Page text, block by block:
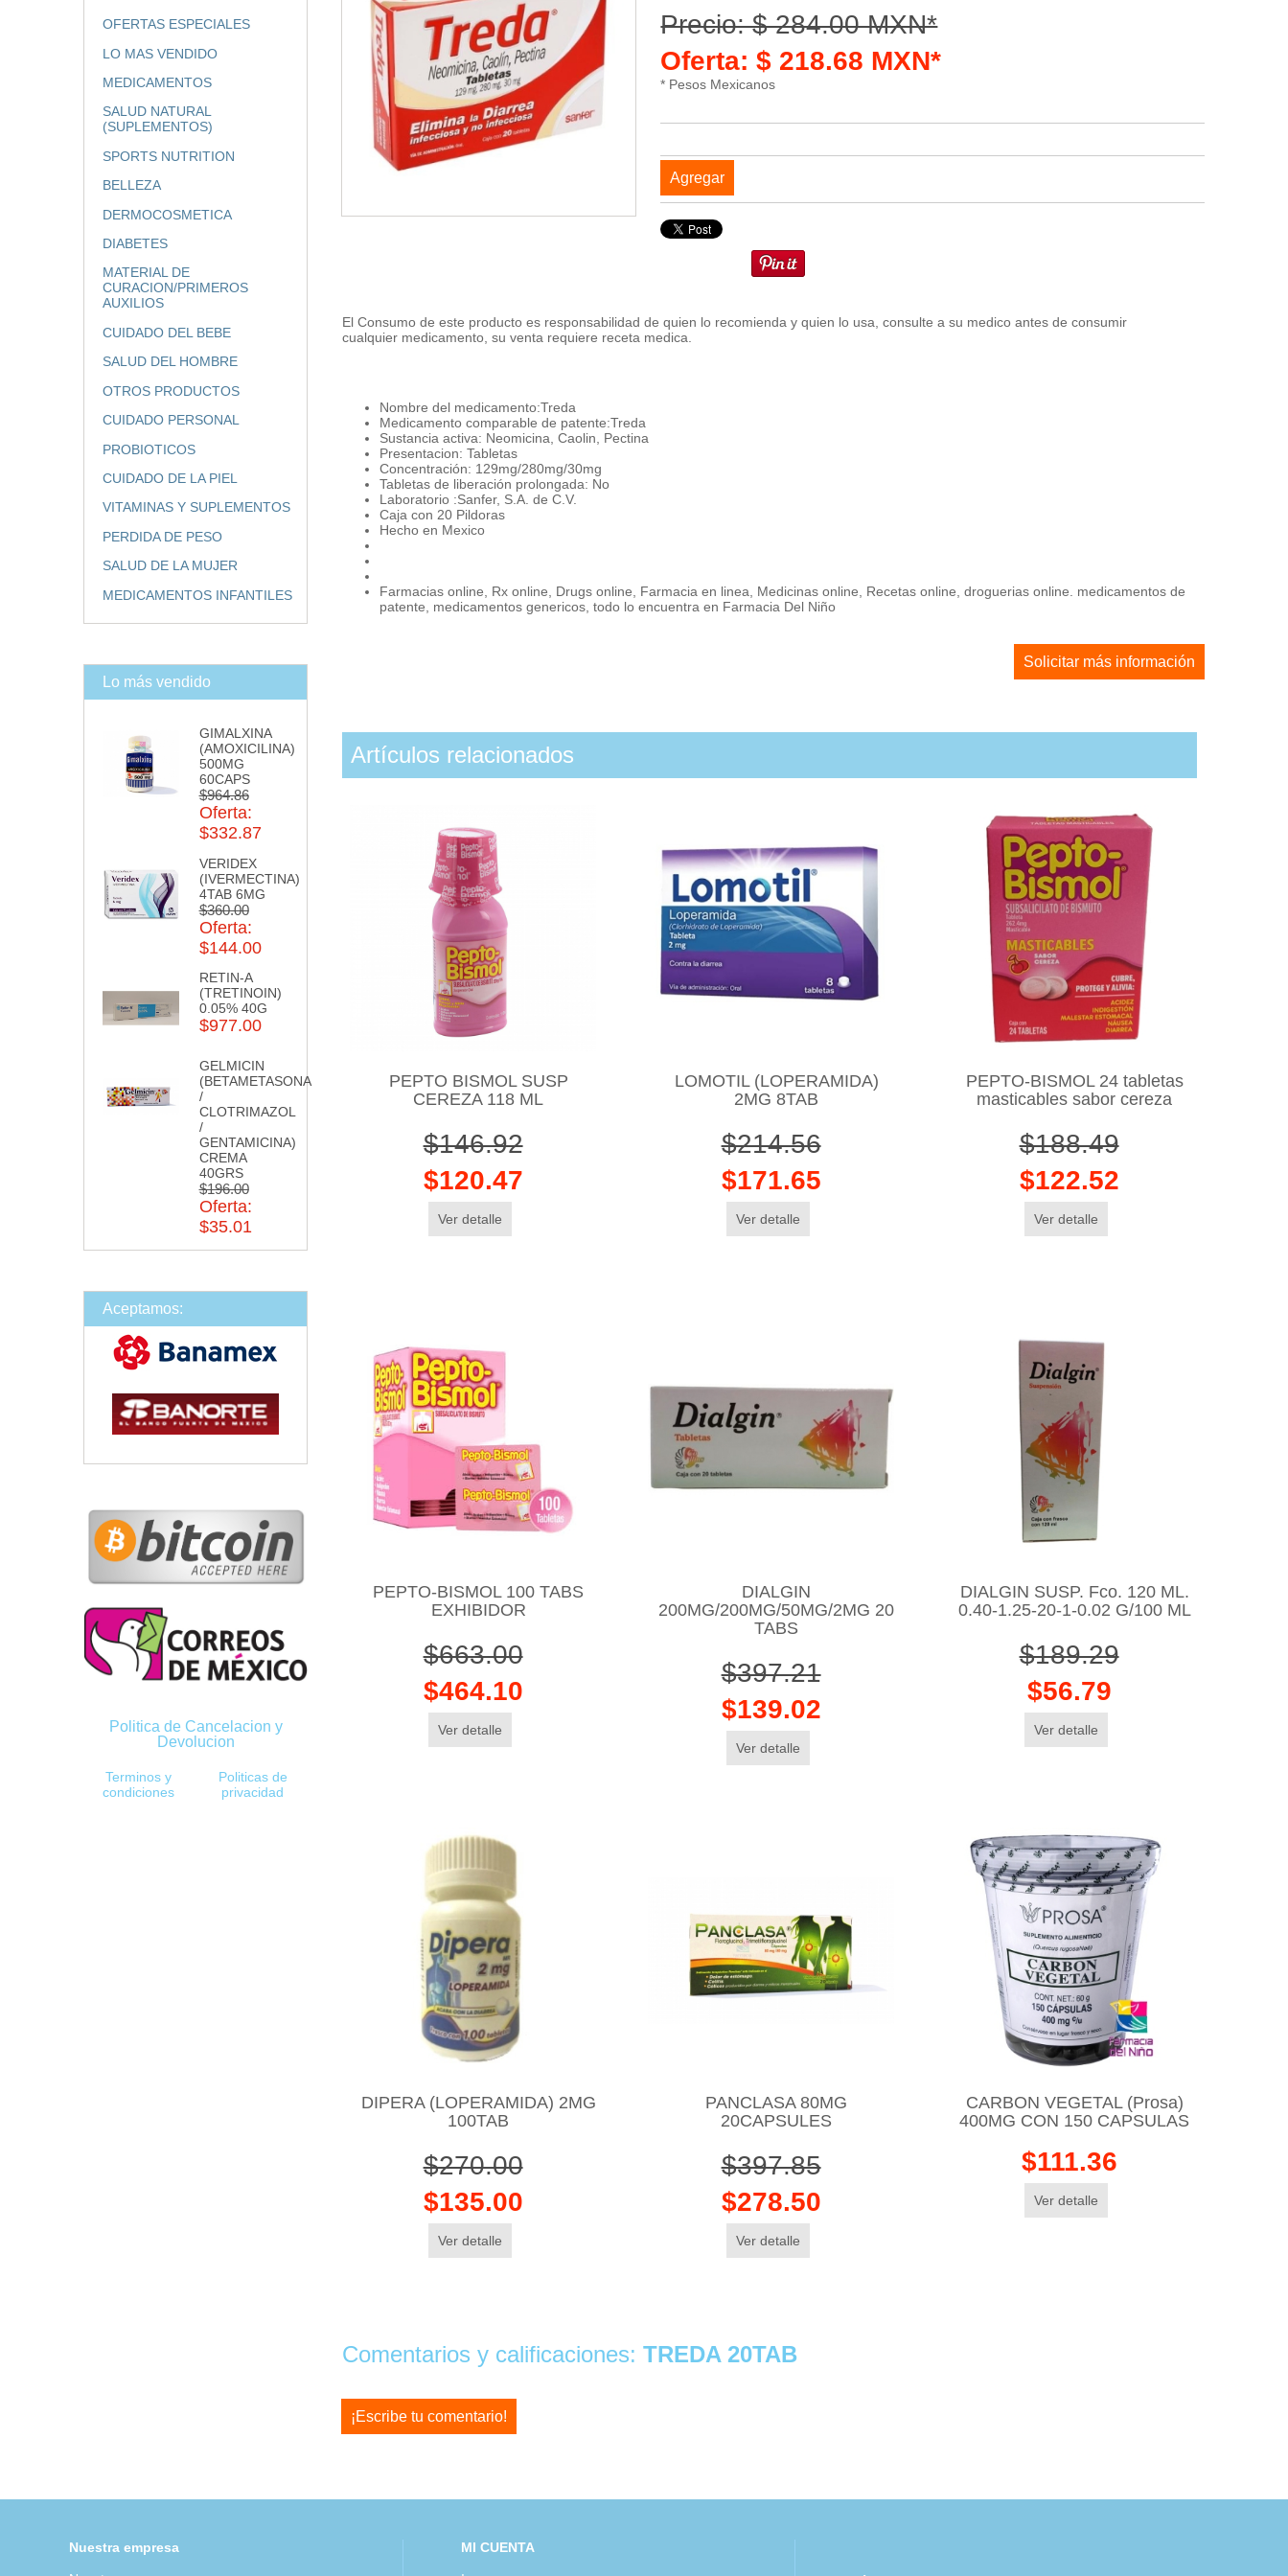
OFERTAS ESPECIALES
LO MAS VENDIDO
MEDICAMENTOS
SALUD NATURAL
(SUPLEMENTOS)
SPORTS NUTRITION
BELLEZA
DERMOCOSMETICA
DIABETES
MATERIAL DE
CURACION/PRIMEROS
AUXILIOS
CUIDADO DEL BEBE
SALUD DEL HOMBRE
OTROS PRODUCTOS
CUIDADO PERSONAL
PROBIOTICOS
CUIDADO DE LA PIEL
VITAMINAS Y SUPLEMENTOS
PERDIDA DE PESO
SALUD DE LA MUJER
MEDICAMENTOS INFANTILES
Lo más vendido
GIMALXINA
(AMOXICILINA)
500MG
60CAPS
$964.86
Oferta:
$332.87
VERIDEX
(IVERMECTINA)
4TAB 6MG
$360.00
Oferta:
$144.00
RETIN-A
(TRETINOIN)
0.05% 40G
$977.00
GELMICIN
(BETAMETASONA
/
CLOTRIMAZOL
/
GENTAMICINA)
CREMA
40GRS
$196.00
Oferta:
$35.01
Aceptamos:
Politica de Cancelacion y
Devolucion
Terminos y
condiciones
Politicas de
privacidad
Precio: $ 284.00 MXN*
Oferta: $ 218.68 MXN*
* Pesos Mexicanos
Agregar
El Consumo de este producto es responsabilidad de quien lo recomienda y quien lo usa, consulte a su medico antes de consumir
cualquier medicamento, su venta requiere receta medica.
Nombre del medicamento:Treda
Medicamento comparable de patente:Treda
Sustancia activa: Neomicina, Caolin, Pectina
Presentacion: Tabletas
Concentración: 129mg/280mg/30mg
Tabletas de liberación prolongada: No
Laboratorio :Sanfer, S.A. de C.V.
Caja con 20 Pildoras
Hecho en Mexico
Farmacias online, Rx online, Drugs online, Farmacia en linea, Medicinas online, Recetas online, droguerias online. medicamentos de
patente, medicamentos genericos, todo lo encuentra en Farmacia Del Niño
Solicitar más información
Artículos relacionados
PEPTO BISMOL SUSP
CEREZA 118 ML
$146.92
$120.47
Ver detalle
LOMOTIL (LOPERAMIDA)
2MG 8TAB
$214.56
$171.65
Ver detalle
PEPTO-BISMOL 24 tabletas
masticables sabor cereza
$188.49
$122.52
Ver detalle
PEPTO-BISMOL 100 TABS
EXHIBIDOR
$663.00
$464.10
Ver detalle
DIALGIN
200MG/200MG/50MG/2MG 20
TABS
$397.21
$139.02
Ver detalle
DIALGIN SUSP. Fco. 120 ML.
0.40-1.25-20-1-0.02 G/100 ML
$189.29
$56.79
Ver detalle
DIPERA (LOPERAMIDA) 2MG
100TAB
$270.00
$135.00
Ver detalle
PANCLASA 80MG
20CAPSULES
$397.85
$278.50
Ver detalle
CARBON VEGETAL (Prosa)
400MG CON 150 CAPSULAS
$111.36
Ver detalle
Comentarios y calificaciones:TREDA 20TAB
¡Escribe tu comentario!
Nuestra empresa MI CUENTA